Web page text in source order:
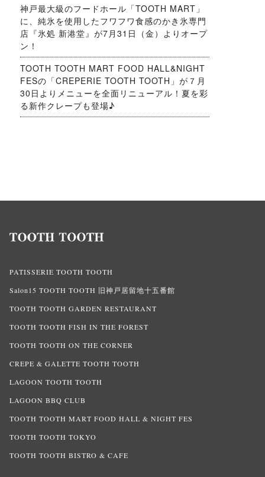
神戸最大級のフードホール「TOOTH MART」
に、純氷を使用したフワフワ食感のかき氷専門
店『氷処 新港堂』が7月31日（金）よりオープ
ン！
TOOTH TOOTH MART FOOD HALL&NIGHT
FESの「CREPERIE TOOTH TOOTH」が７月
30日よりメニューを全面リニューアル！夏を彩
る新作クレープも登場♪
PATISSERIE TOOTH TOOTH
Salon15 TOOTH TOOTH 旧神戸居留地十五番館
TOOTH TOOTH GARDEN RESTAURANT
TOOTH TOOTH FISH IN THE FOREST
TOOTH TOOTH ON THE CORNER
CREPE & GALETTE TOOTH TOOTH
LAGOON TOOTH TOOTH
LAGOON BBQ CLUB
TOOTH TOOTH MART FOOD HALL & NIGHT FES
TOOTH TOOTH TOKYO
TOOTH TOOTH BISTRO & CAFE